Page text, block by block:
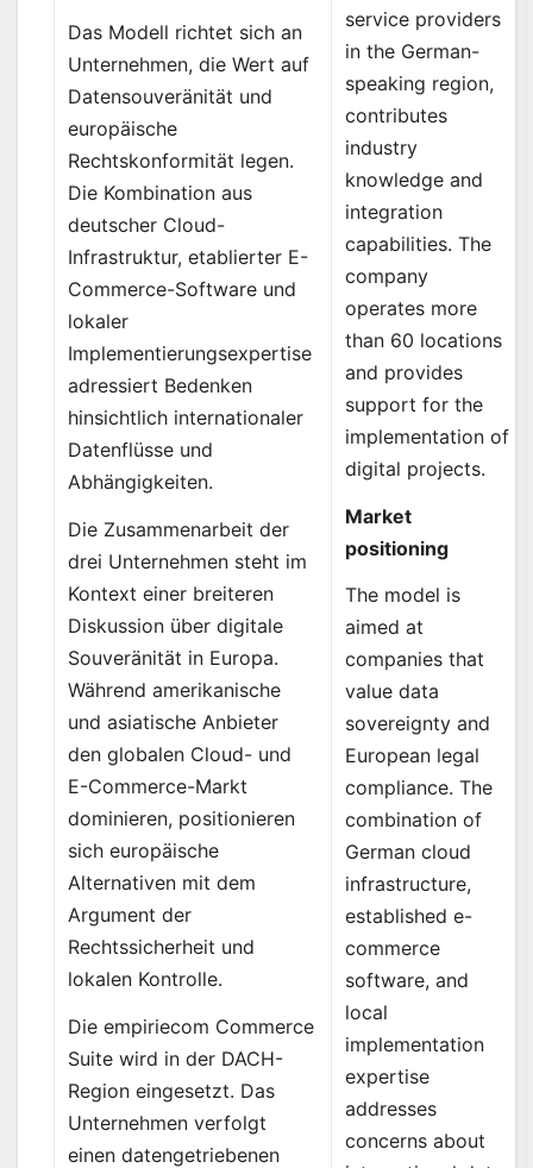
Das Modell richtet sich an
Unternehmen, die Wert auf
Datensouveränität und
europäische
Rechtskonformität legen.
Die Kombination aus
deutscher Cloud-
Infrastruktur, etablierter E-
Commerce-Software und
lokaler
Implementierungsexpertise
adressiert Bedenken
hinsichtlich internationaler
Datenflüsse und
Abhängigkeiten.
Die Zusammenarbeit der
drei Unternehmen steht im
Kontext einer breiteren
Diskussion über digitale
Souveränität in Europa.
Während amerikanische
und asiatische Anbieter
den globalen Cloud- und
E-Commerce-Markt
dominieren, positionieren
sich europäische
Alternativen mit dem
Argument der
Rechtssicherheit und
lokalen Kontrolle.
Die empiriecom Commerce
Suite wird in der DACH-
Region eingesetzt. Das
Unternehmen verfolgt
einen datengetriebenen
service providers
in the German-
speaking region,
contributes
industry
knowledge and
integration
capabilities. The
company
operates more
than 60 locations
and provides
support for the
implementation of
digital projects.
Market
positioning
The model is
aimed at
companies that
value data
sovereignty and
European legal
compliance. The
combination of
German cloud
infrastructure,
established e-
commerce
software, and
local
implementation
expertise
addresses
concerns about